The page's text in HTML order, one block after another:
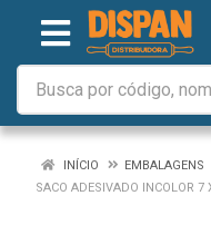
INÍCIO EMBALAGENS
SACO ADESIVADO INCOLOR